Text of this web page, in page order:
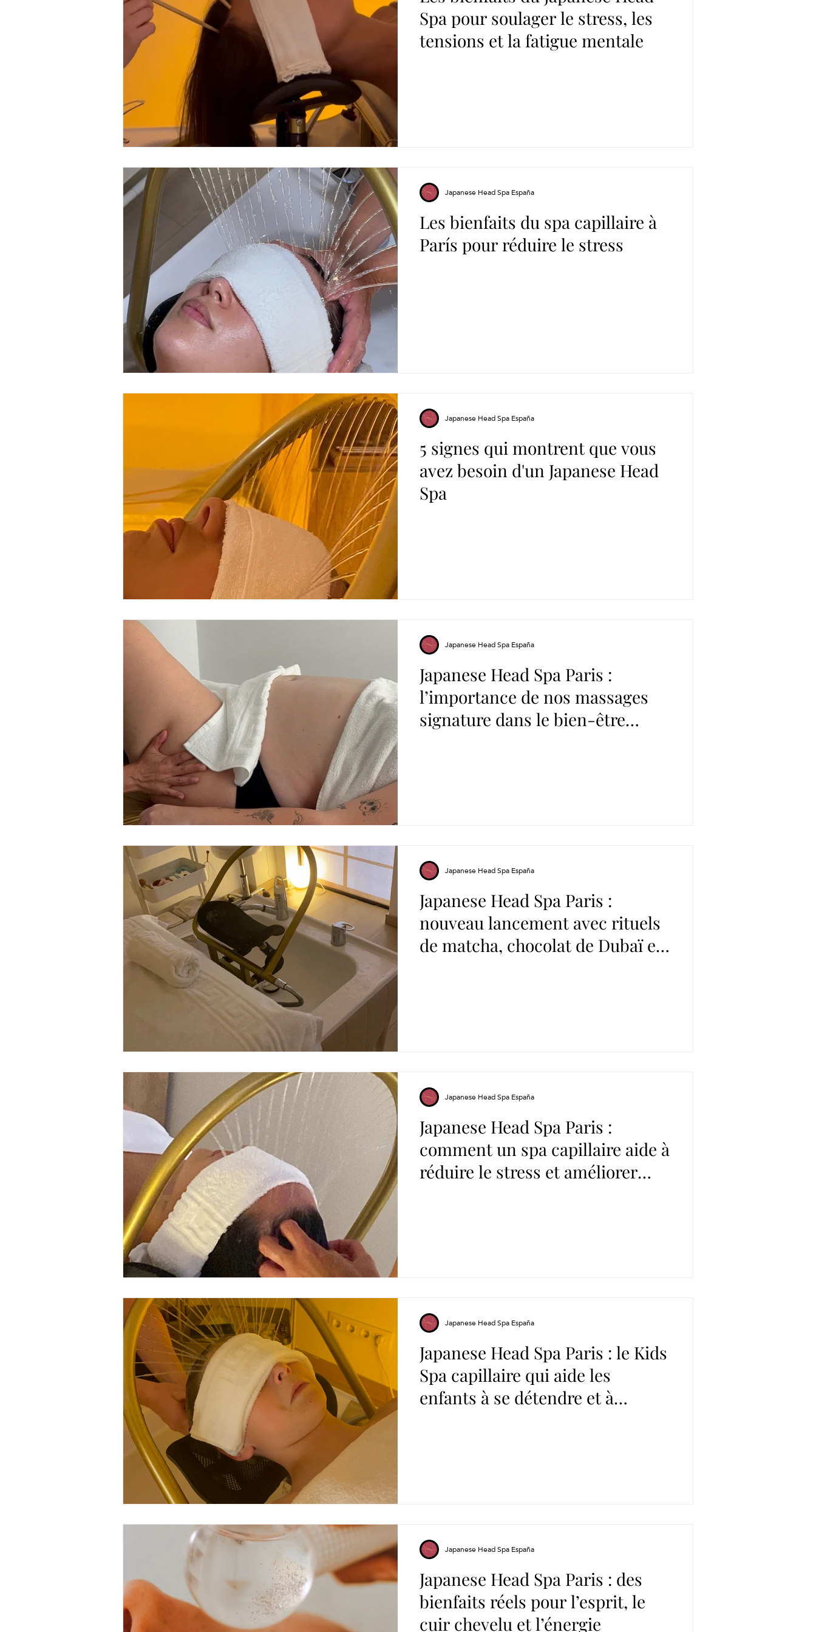
Spa pour soulager le stress, les
tensions et la fatigue mentale
Les bienfaits du spa capillaire à
París pour réduire le stress
Japanese Head Spa España
5 signes qui montrent que vous
avez besoin d'un Japanese Head
Spa
Japanese Head Spa España
Japanese Head Spa Paris :
l’importance de nos massages
signature dans le bien-être
Japanese Head Spa España
Japanese Head Spa Paris :
nouveau lancement avec rituels
de matcha, chocolat de Dubaï et
Japanese Head Spa España
Japanese Head Spa Paris :
comment un spa capillaire aide à
réduire le stress et améliorer
Japanese Head Spa España
Japanese Head Spa Paris : le Kids
Spa capillaire qui aide les
enfants à se détendre et à
Japanese Head Spa España
Japanese Head Spa Paris : des
bienfaits réels pour l’esprit, le
cuir chevelu et l’énergie
Japanese Head Spa España